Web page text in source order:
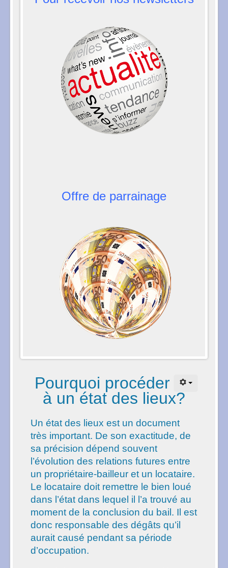
Offre de parrainage
Pourquoi procéder
à un état des lieux?
Un état des lieux est un document
très important. De son exactitude, de
sa précision dépend souvent
l’évolution des relations futures entre
un propriétaire-bailleur et un locataire.
Le locataire doit remettre le bien loué
dans l’état dans lequel il l’a trouvé au
moment de la conclusion du bail. Il est
donc responsable des dégâts qu’il
aurait causé pendant sa période
d’occupation.